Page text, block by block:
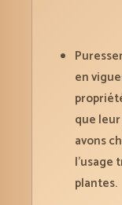
en
que
avons
plantes.